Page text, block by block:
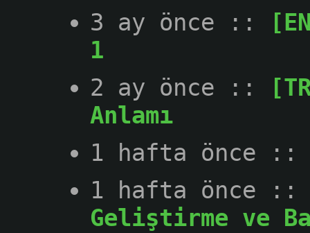
3 ay önce ::
1
2 ay önce ::
Anlamı
1 hafta önce
1 hafta önce
Geliştirme ve